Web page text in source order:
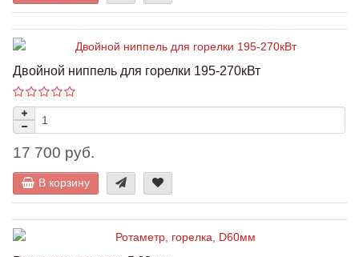
Двойной ниппель для горелки 195-270кВт
17 700 руб.
В корзину